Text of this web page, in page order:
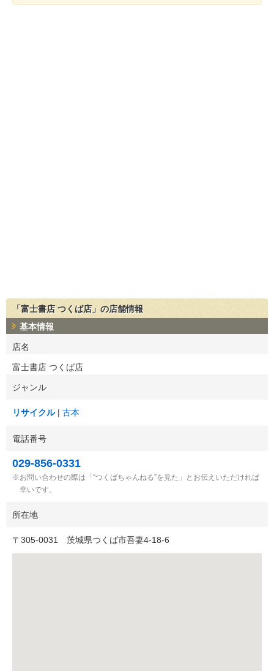
「富士書店 つくば店」の店舗情報
基本情報
店名
富士書店 つくば店
ジャンル
リサイクル 古本
電話番号
029-856-0331
お問い合わせの際は「“つくばちゃんねる”を見た」とお伝えいただければ
幸いです。
所在地
〒 305-0031 茨城県つくば市吾妻4-18-6